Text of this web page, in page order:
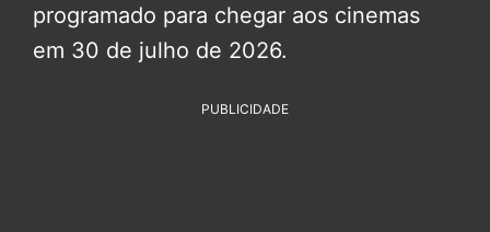
programado para chegar aos cinemas
em 30 de julho de 2026.
PUBLICIDADE